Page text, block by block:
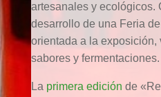
artesanales y ecológicos.
desarrollo de una Feria
orientada a la exposición,
sabores y fermentaciones.
La primera edición de